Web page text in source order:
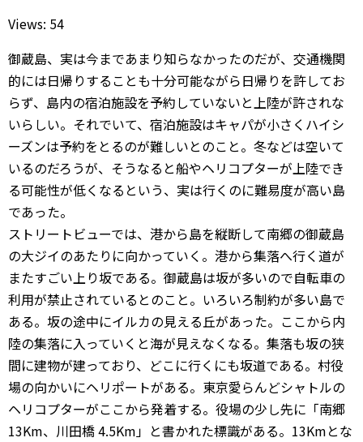
Views: 54
御蔵島、実は今まであまり知らなかったのだが、交通機関
的には日帰りすることも十分可能ながら日帰りを許してお
らず、島内の宿泊施設を予約していないと上陸が許されな
いらしい。それでいて、宿泊施設はキャパが小さくハイシ
ーズンは予約をとるのが難しいとのこと。冬などは空いて
いるのだろうが、そうなると船やヘリコプターが上陸でき
る可能性が低くなるという、実は行くのに難易度が高い島
であった。
ストリートビューでは、港から島を縦断して南郷の御蔵島
の大ジイのあたりに向かっていく。港から集落へ行く道が
またすごい上り坂である。御蔵島は坂が多いので自転車の
利用が禁止されているとのこと。いろいろ制約が多い島で
ある。坂の途中にイルカの見える丘があった。ここから内
陸の集落に入っていくと海が見えなくなる。集落も坂の狭
間に建物が建っており、どこに行くにも坂道である。村役
場の向かいにヘリポートがある。東京愛らんどシャトルの
ヘリコプターがここから発着する。役場の少し先に「南郷
13Km、川田橋 4.5Km」と書かれた標識がある。13Kmとな